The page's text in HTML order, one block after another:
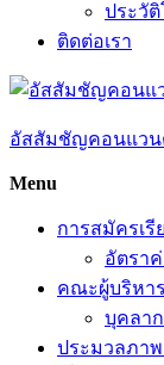
ประวัติ
ติดต่อเรา
อัสสัมชัญคอนแวน
Menu
การสมัครเรี
อัตรา
คณะผู้บริหาร
บุคลา
ประมวลภา